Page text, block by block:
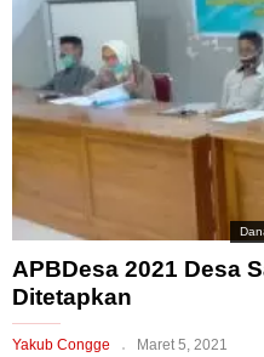
APBDesa 2021 Desa
Ditetapkan
Yakub Congge Maret 5, 2021